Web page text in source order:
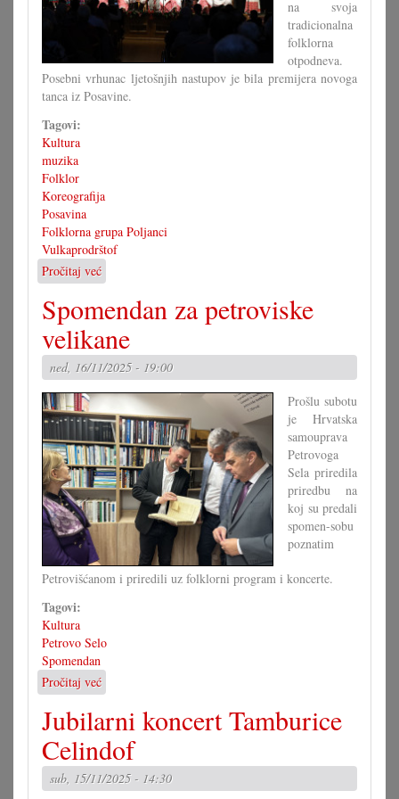
na svoja
tradicionalna
folklorna
otpodneva.
Posebni vrhunac ljetošnjih nastupov je bila premijera novoga
tanca iz Posavine.
Tagovi:
Kultura
muzika
Folklor
Koreografija
Posavina
Folklorna grupa Poljanci
Vulkaprodrštof
Pročitaj već
Poljanci
su
predstavili
novu
koreografiju
Spomendan za petroviske
velikane
ned, 16/11/2025 - 19:00
Prošlu subotu
je Hrvatska
samouprava
Petrovoga
Sela priredila
priredbu na
koj su predali
spomen-sobu
poznatim
Petrovišćanom i priredili uz folklorni program i koncerte.
Tagovi:
Kultura
Petrovo Selo
Spomendan
Pročitaj već
Spomendan
za
petroviske
velikane
Jubilarni koncert Tamburice
Celindof
sub, 15/11/2025 - 14:30